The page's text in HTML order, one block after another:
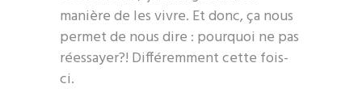
manière de les vivre. Et donc, ça nous
permet de nous dire : pourquoi ne pas
réessayer?! Différemment cette fois-
ci.